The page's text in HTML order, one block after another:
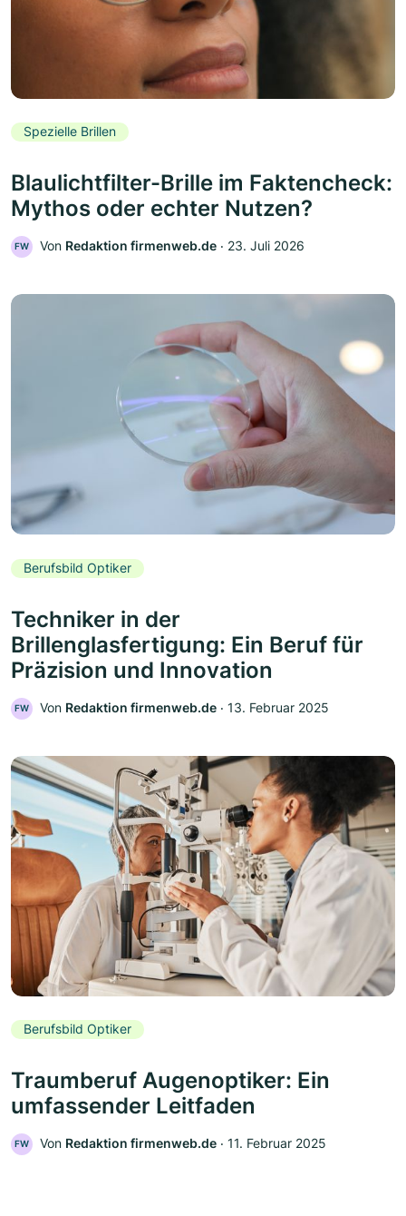
Spezielle Brillen
Blaulichtfilter-Brille im Faktencheck:
Mythos oder echter Nutzen?
FW Von Redaktion firmenweb.de ‧ 23. Juli 2026
Berufsbild Optiker
Techniker in der
Brillenglasfertigung: Ein Beruf für
Präzision und Innovation
FW Von Redaktion firmenweb.de ‧ 13. Februar 2025
Berufsbild Optiker
Traumberuf Augenoptiker: Ein
umfassender Leitfaden
FW Von Redaktion firmenweb.de ‧ 11. Februar 2025